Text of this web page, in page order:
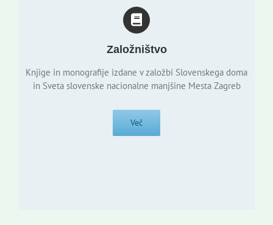
Založništvo
Knjige in monografije izdane v založbi Slovenskega doma
in Sveta slovenske nacionalne manjšine Mesta Zagreb
Več